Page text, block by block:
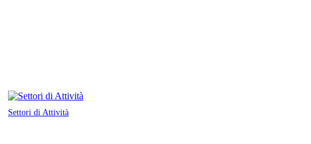
Settori di Attività